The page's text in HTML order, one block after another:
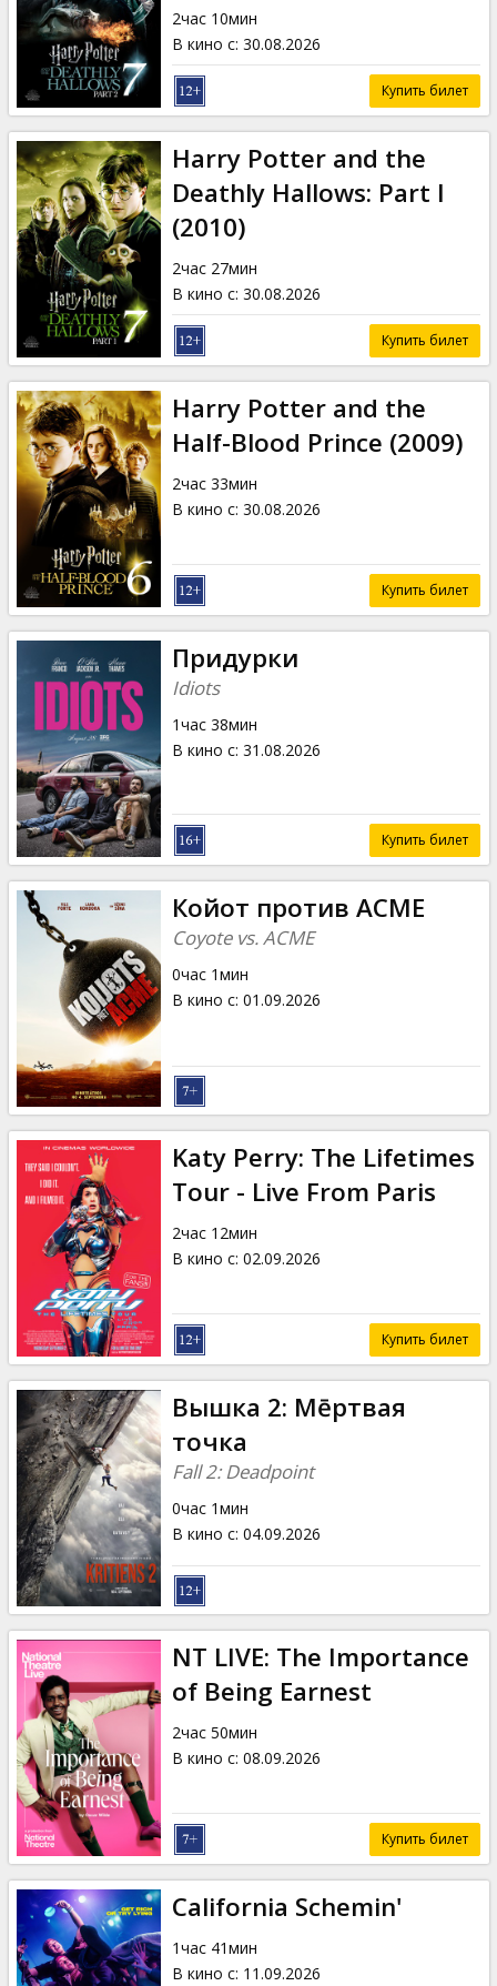
2час 10мин
В кино с: 30.08.2026
Купить билет
Harry Potter and the
Deathly Hallows: Part I
(2010)
2час 27мин
В кино с: 30.08.2026
Купить билет
Harry Potter and the
Half-Blood Prince (2009)
2час 33мин
В кино с: 30.08.2026
Купить билет
Придурки
Idiots
1час 38мин
В кино с: 31.08.2026
Купить билет
Койот против ACME
Coyote vs. ACME
0час 1мин
В кино с: 01.09.2026
Katy Perry: The Lifetimes
Tour - Live From Paris
2час 12мин
В кино с: 02.09.2026
Купить билет
Вышка 2: Мēртвая
точка
Fall 2: Deadpoint
0час 1мин
В кино с: 04.09.2026
NT LIVE: The Importance
of Being Earnest
2час 50мин
В кино с: 08.09.2026
Купить билет
California Schemin'
1час 41мин
В кино с: 11.09.2026